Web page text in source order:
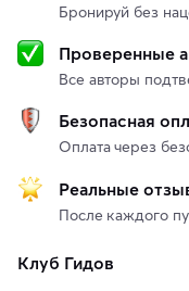
Бронируй без
Проверенные
Все авторы
Безопасная
Оплата через
Реальные
После каждого
Клуб Гидов